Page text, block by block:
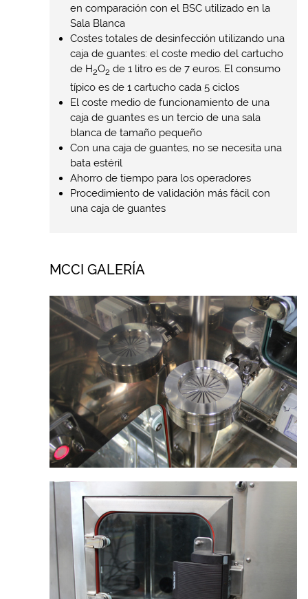
en comparación con el BSC utilizado en la
Sala Blanca
Costes totales de desinfección utilizando una
caja de guantes: el coste medio del cartucho
de H2O2 de 1 litro es de 7 euros. El consumo
típico es de 1 cartucho cada 5 ciclos
El coste medio de funcionamiento de una
caja de guantes es un tercio de una sala
blanca de tamaño pequeño
Con una caja de guantes, no se necesita una
bata estéril
Ahorro de tiempo para los operadores
Procedimiento de validación más fácil con
una caja de guantes
MCCI GALERÍA